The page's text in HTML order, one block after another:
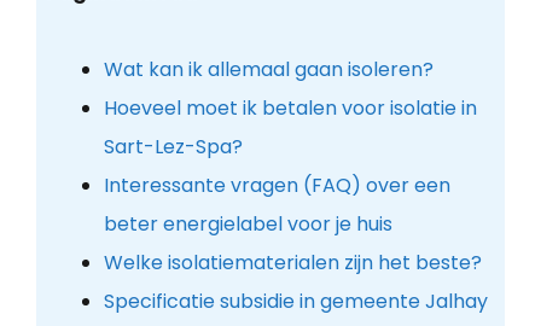
Wat kan ik allemaal gaan isoleren?
Hoeveel moet ik betalen voor isolatie in
Sart-Lez-Spa?
Interessante vragen (FAQ) over een
beter energielabel voor je huis
Welke isolatiematerialen zijn het beste?
Specificatie subsidie in gemeente Jalhay